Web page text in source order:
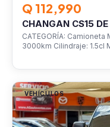
Q 112,990
CHANGAN CS15
CATEGORÍA: Camioneta
3000km Cilindraje: 1.5cl
VEHÍCULOS